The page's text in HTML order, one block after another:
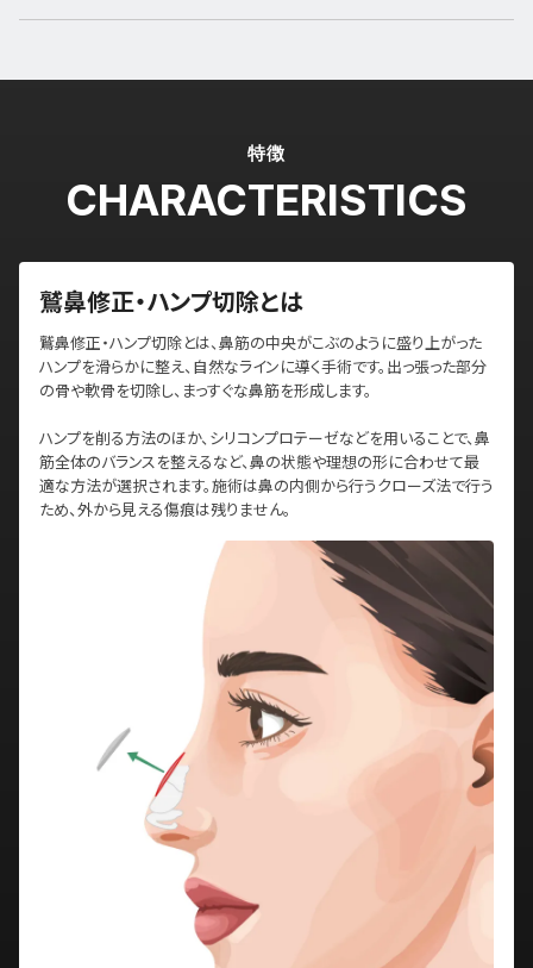
特徴
CHARACTERISTICS
鷲鼻修正・ハンプ切除とは
鷲鼻修正・ハンプ切除とは、鼻筋の中央がこぶのように盛り上がった
ハンプを滑らかに整え、自然なラインに導く手術です。出っ張った部分
の骨や軟骨を切除し、まっすぐな鼻筋を形成します。
ハンプを削る方法のほか、シリコンプロテーゼなどを用いることで、鼻
筋全体のバランスを整えるなど、鼻の状態や理想の形に合わせて最
適な方法が選択されます。施術は鼻の内側から行うクローズ法で行う
ため、外から見える傷痕は残りません。